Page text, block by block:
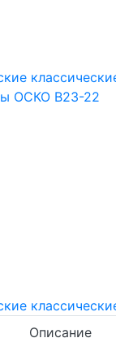
Описание